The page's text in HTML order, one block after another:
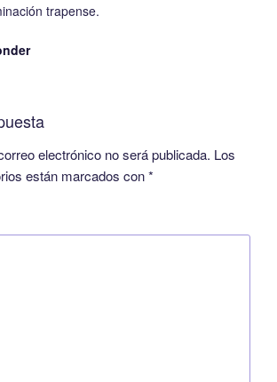
trapense.
electrónico no será publicada. Los
están marcados con*